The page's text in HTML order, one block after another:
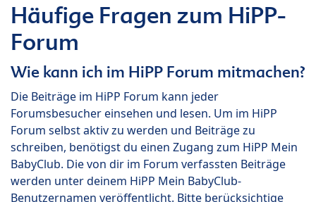
Häufige Fragen zum HiPP-
Forum
Wie kann ich im HiPP Forum mitmachen?
Die Beiträge im HiPP Forum kann jeder
Forumsbesucher einsehen und lesen. Um im HiPP
Forum selbst aktiv zu werden und Beiträge zu
schreiben, benötigst du einen Zugang zum HiPP Mein
BabyClub. Die von dir im Forum verfassten Beiträge
werden unter deinem HiPP Mein BabyClub-
Benutzernamen veröffentlicht. Bitte berücksichtige